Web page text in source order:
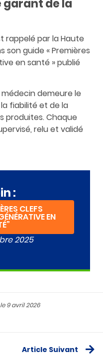
garant de la
rappelé par la Haute
son guide « Premières
en santé » publié
médecin demeure le
fiabilité et de la
produites. Chaque
relu et validé
:
CLEFS
EN
2025
9 avril 2026
Article Suivant